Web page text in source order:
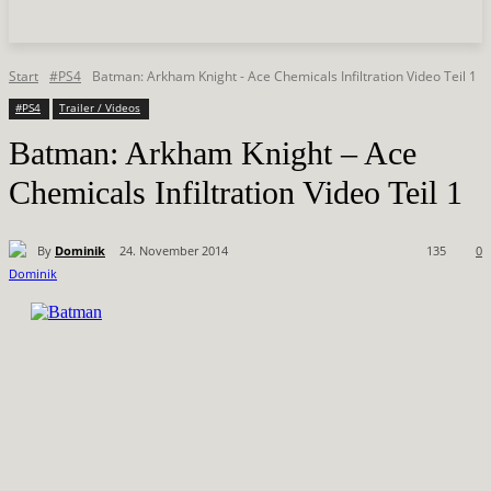
Start #PS4 Batman: Arkham Knight - Ace Chemicals Infiltration Video Teil 1
#PS4 Trailer / Videos
Batman: Arkham Knight – Ace
Chemicals Infiltration Video Teil 1
By Dominik 24. November 2014 0
135